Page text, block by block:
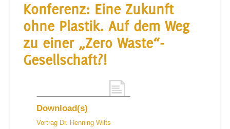
Konferenz: Eine Zukunft
ohne Plastik. Auf dem Weg
zu einer „Zero Waste“-
Gesellschaft?!
Download(s)
Vortrag Dr. Henning Wilts